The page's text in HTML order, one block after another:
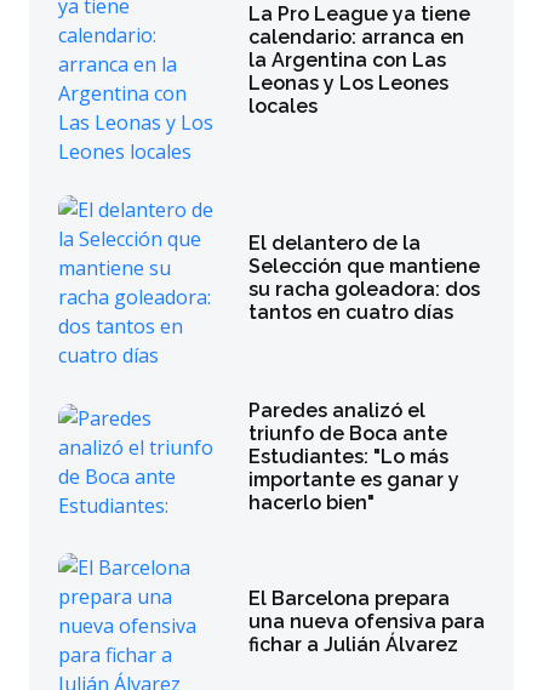
La Pro League ya tiene
calendario: arranca en
la Argentina con Las
Leonas y Los Leones
locales
El delantero de la
Selección que mantiene
su racha goleadora: dos
tantos en cuatro días
Paredes analizó el
triunfo de Boca ante
Estudiantes: "Lo más
importante es ganar y
hacerlo bien"
El Barcelona prepara
una nueva ofensiva para
fichar a Julián Álvarez